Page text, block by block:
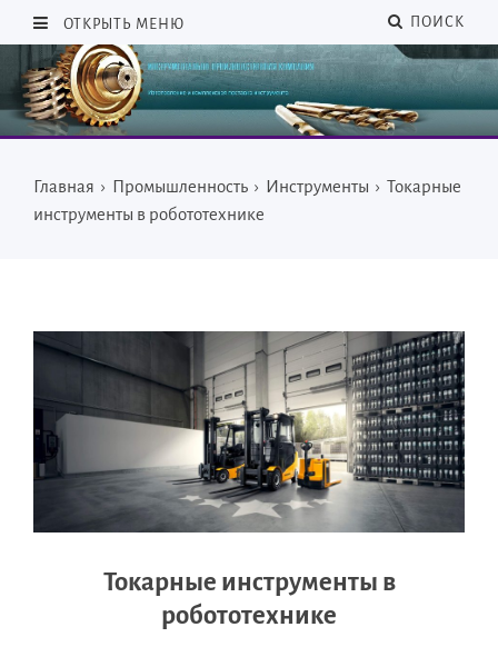
ОТКРЫТЬ МЕНЮ ПОИСК
Главная › Промышленность › Инструменты › Токарные
инструменты в робототехнике
Токарные инструменты в
робототехнике